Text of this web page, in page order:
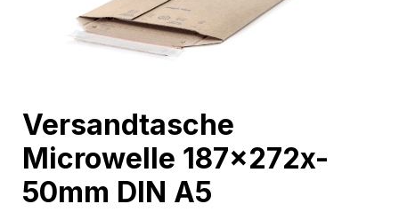
to
the
beginning
of
Versandtasche
Microwelle 187x272x-
50mm DIN A5